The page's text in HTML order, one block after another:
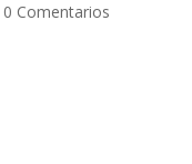
0 Comentarios